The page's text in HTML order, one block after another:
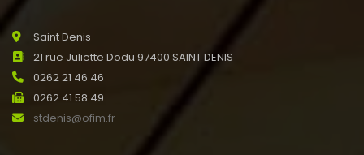
Saint Denis
21 rue Juliette Dodu 97400 SAINT DENIS
0262 21 46 46
0262 41 58 49
stdenis@ofim.fr